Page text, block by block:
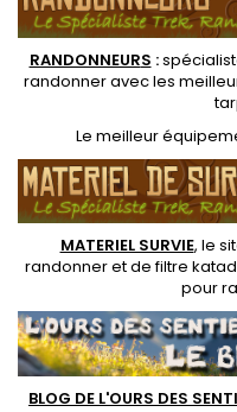
RANDONNEURS :
randonner avec les
Le meilleur
MATERIEL SURVIE, le
randonneret defiltre
pour
BLOG DE L'OURS DES